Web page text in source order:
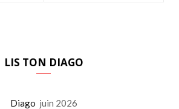
LIS TON DIAGO
Diago juin 2026